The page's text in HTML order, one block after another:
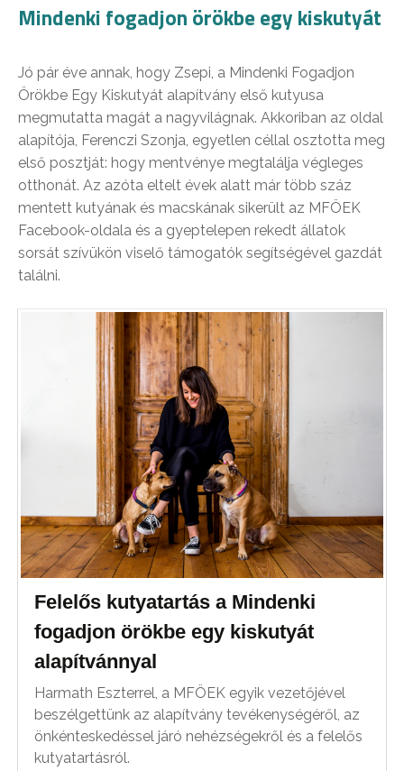
Mindenki fogadjon örökbe egy kiskutyát
Jó pár éve annak, hogy Zsepi, a Mindenki Fogadjon
Örökbe Egy Kiskutyát alapítvány első kutyusa
megmutatta magát a nagyvilágnak. Akkoriban az oldal
alapítója, Ferenczi Szonja, egyetlen céllal osztotta meg
első posztját: hogy mentvénye megtalálja végleges
otthonát. Az azóta eltelt évek alatt már több száz
mentett kutyának és macskának sikerült az MFÖEK
Facebook-oldala és a gyeptelepen rekedt állatok
sorsát szívükön viselő támogatók segítségével gazdát
találni.
Felelős kutyatartás a Mindenki
fogadjon örökbe egy kiskutyát
alapítvánnyal
Harmath Eszterrel, a MFÖEK egyik vezetőjével
beszélgettünk az alapítvány tevékenységéről, az
önkénteskedéssel járó nehézségekről és a felelős
kutyatartásról.